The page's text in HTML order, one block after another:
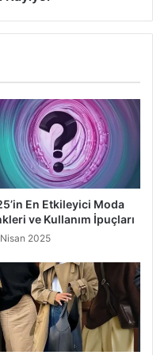
gösterecektir. Bu
denemeniz
pantolon
minyon kadınlar
En Etkileyici Moda
ve Kullanım İpuçları
2025